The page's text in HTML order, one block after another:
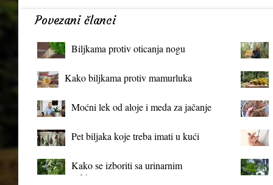
Povezani članci
Biljkama protiv oticanja nogu
Kako biljkama protiv mamurluka
Moćni lek od aloje i meda za jačanje
Pet biljaka koje treba imati u kući
Kako se izboriti sa urinarnim
infekcijama?